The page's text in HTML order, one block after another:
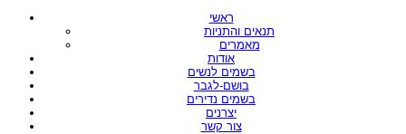
ראשי
תנאים והתניות
מאמרים
אודות
בשמים לנשים
בושם-לגבר
בשמים נדירים
יצרנים
צור קשר